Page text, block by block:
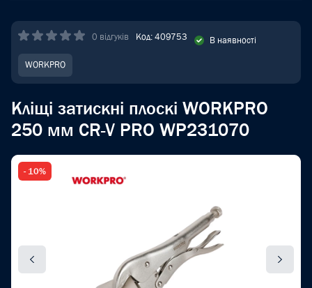
0 відгуків Код: 409753 В наявності
WORKPRO
Кліщі затискні плоскі WORKPRO
250 мм CR-V PRO WP231070
- 10%